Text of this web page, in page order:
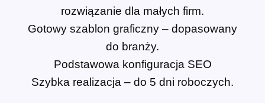
rozwiązanie dla małych firm.
Gotowy szablon graficzny – dopasowany
do branży.
Podstawowa konfiguracja SEO
Szybka realizacja – do 5 dni roboczych.